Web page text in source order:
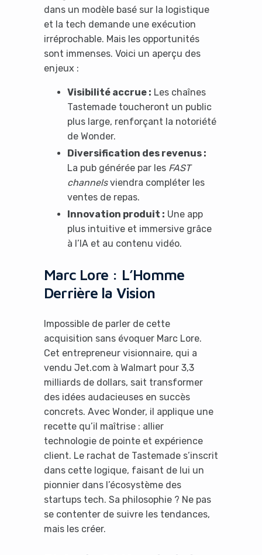
dans un modèle basé sur la logistique
et la tech demande une exécution
irréprochable. Mais les opportunités
sont immenses. Voici un aperçu des
enjeux :
Visibilité accrue : Les chaînes
Tastemade toucheront un public
plus large, renforçant la notoriété
de Wonder.
Diversification des revenus :
La pub générée par les FAST
channelsviendra compléter les
ventes de repas.
Innovation produit : Une app
plus intuitive et immersive grâce
à l’IA et au contenu vidéo.
Marc Lore : L’Homme
Derrière la Vision
Impossible de parler de cette
acquisition sans évoquer Marc Lore.
Cet entrepreneur visionnaire, qui a
vendu Jet.com à Walmart pour 3,3
milliards de dollars, sait transformer
des idées audacieuses en succès
concrets. Avec Wonder, il applique une
recette qu’il maîtrise : allier
technologie de pointe et expérience
client. Le rachat de Tastemade s’inscrit
dans cette logique, faisant de lui un
pionnier dans l’écosystème des
startups tech. Sa philosophie ? Ne pas
se contenter de suivre les tendances,
mais les créer.
It looks like you're
using an ad-blocker!